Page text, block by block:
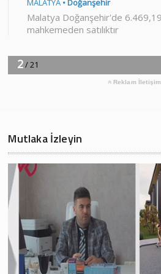
Reklam İletişim
Mutlaka İzleyin